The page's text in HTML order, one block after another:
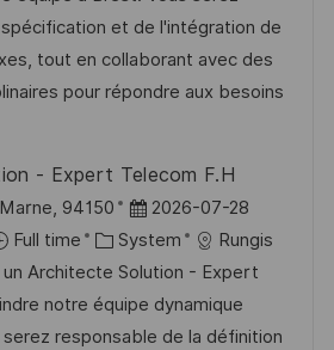
d
D
a
g
o
r
et de l'intégration de
tout en collaborant avec des
pour répondre aux besoins
- Expert Telecom F.H
94150
P
o
s
t
e
2026-07-28
Full time
C
a
t
e
System
Rungis
Architecte Solution - Expert
notre équipe dynamique
serez responsable de la définition